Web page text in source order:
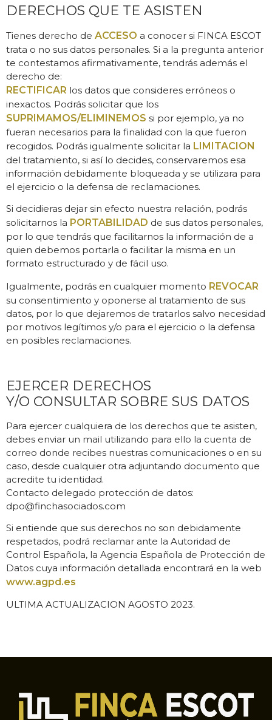
DERECHOS QUE TE ASISTEN
Tienes derecho de ACCESO a conocer si FINCA ESCOT
trata o no sus datos personales. Si a la pregunta anterior
te contestamos afirmativamente, tendrás además el
derecho de:
RECTIFICAR los datos que consideres erróneos o
inexactos. Podrás solicitar que los
SUPRIMAMOS/ELIMINEMOS si por ejemplo, ya no
fueran necesarios para la finalidad con la que fueron
recogidos. Podrás igualmente solicitar la LIMITACION
del tratamiento, si así lo decides, conservaremos esa
información debidamente bloqueada y se utilizara para
el ejercicio o la defensa de reclamaciones.
Si decidieras dejar sin efecto nuestra relación, podrás
solicitarnos la PORTABILIDAD de sus datos personales,
por lo que tendrás que facilitarnos la información de a
quien debemos portarla o facilitar la misma en un
formato estructurado y de fácil uso.
Igualmente, podrás en cualquier momento REVOCAR
su consentimiento y oponerse al tratamiento de sus
datos, por lo que dejaremos de tratarlos salvo necesidad
por motivos legítimos y/o para el ejercicio o la defensa
en posibles reclamaciones.
EJERCER DERECHOS
Y/O CONSULTAR SOBRE SUS DATOS
Para ejercer cualquiera de los derechos que te asisten,
debes enviar un mail utilizando para ello la cuenta de
correo donde recibes nuestras comunicaciones o en su
caso, desde cualquier otra adjuntando documento que
acredite tu identidad.
Contacto delegado protección de datos:
dpo@finchasociados.com
Si entiende que sus derechos no son debidamente
respetados, podrá reclamar ante la Autoridad de
Control Española, la Agencia Española de Protección de
Datos cuya información detallada encontrará en la web
www.agpd.es
ULTIMA ACTUALIZACION AGOSTO 2023.